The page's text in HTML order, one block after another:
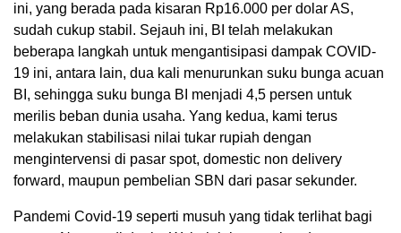
ini, yang berada pada kisaran Rp16.000 per dolar AS,
sudah cukup stabil. Sejauh ini, BI telah melakukan
beberapa langkah untuk mengantisipasi dampak COVID-
19 ini, antara lain, dua kali menurunkan suku bunga acuan
BI, sehingga suku bunga BI menjadi 4,5 persen untuk
merilis beban dunia usaha. Yang kedua, kami terus
melakukan stabilisasi nilai tukar rupiah dengan
mengintervensi di pasar spot, domestic non delivery
forward, maupun pembelian SBN dari pasar sekunder.
Pandemi Covid-19 seperti musuh yang tidak terlihat bagi